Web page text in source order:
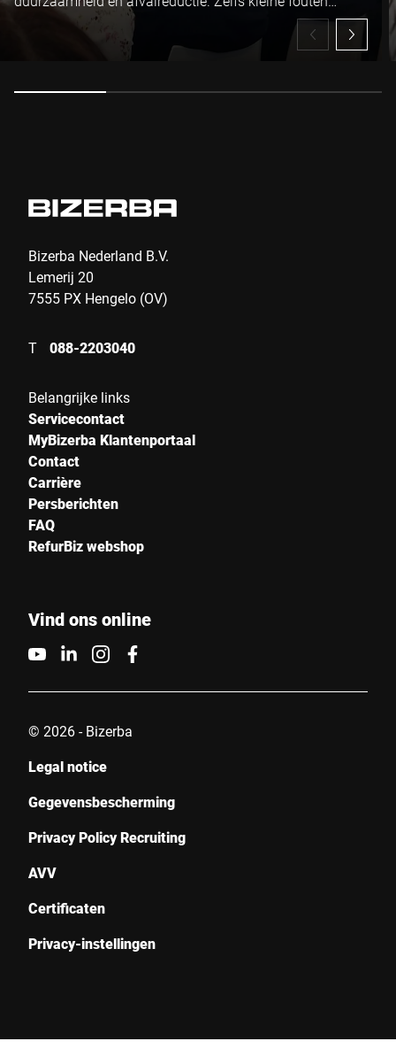
kunnen een aanzienlijke impact hebben op de kwaliteit
van uw producten en de efficiëntie van uw processen.
Bizerba Nederland B.V.
Lemerij 20
7555 PX Hengelo (OV)
T 088-2203040
Belangrijke links
Servicecontact
MyBizerba Klantenportaal
Contact
Carrière
Persberichten
FAQ
RefurBiz webshop
Vind ons online
© 2026 - Bizerba
Legal notice
Gegevensbescherming
Privacy Policy Recruiting
AVV
Certificaten
Privacy-instellingen